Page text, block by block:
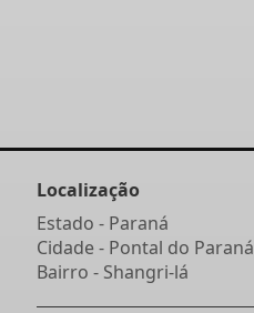
Localização
Estado - Paraná
Cidade - Pontal do Paraná
Bairro - Shangri-lá